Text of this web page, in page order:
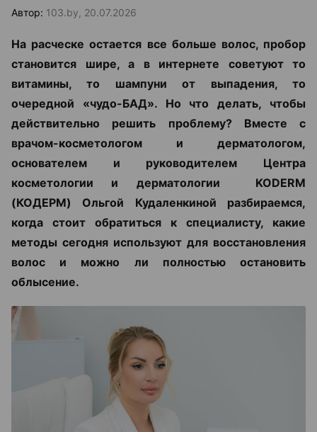
Автор: 103.by, 20.07.2026
На расческе остается все больше волос, пробор
становится шире, а в интернете советуют то
витамины, то шампуни от выпадения, то
очередной «чудо-БАД». Но что делать, чтобы
действительно решить проблему? Вместе с
врачом-косметологом и дерматологом,
основателем и руководителем Центра
косметологии и дерматологии KODERM
(КОДЕРМ) Ольгой Кудаленкиной разбираемся,
когда стоит обратиться к специалисту, какие
методы сегодня используют для восстановления
волос и можно ли полностью остановить
облысение.